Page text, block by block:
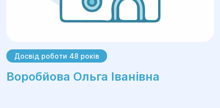
Досвід роботи 48 років
Воробйова Ольга Іванівна